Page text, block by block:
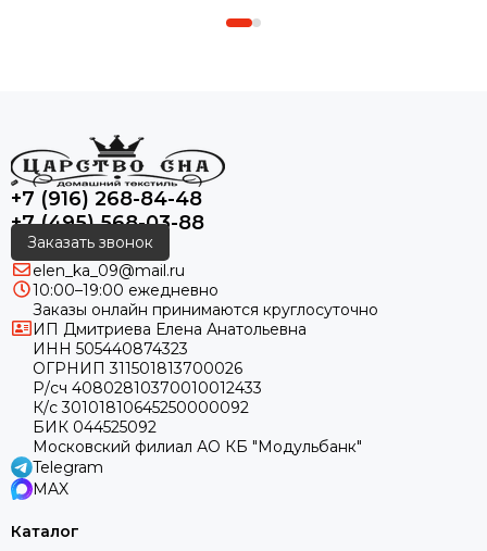
+7 (916) 268-84-48
+7 (495) 568-03-88
Заказать звонок
elen_ka_09@mail.ru
10:00–19:00 ежедневно
Заказы онлайн принимаются круглосуточно
ИП Дмитриева Елена Анатольевна
ИНН 505440874323
ОГРНИП 311501813700026
Р/сч 40802810370010012433
К/с 30101810645250000092
БИК 044525092
Московский филиал АО КБ "Модульбанк"
Telegram
MAX
Каталог